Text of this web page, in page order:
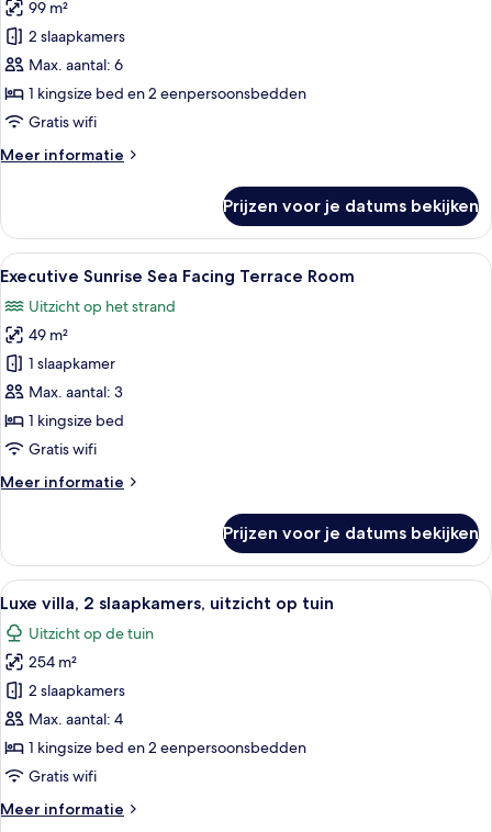
Family
Garden
Balcony
Room
laden
99 m²
2 slaapkamers
Max. aantal: 6
1 kingsize bed en 2 eenpersoonsbedden
Gratis wifi
Meer informatie
Meer
Garden
Balcony
Room
Prijzen voor je datums bekijken
Alle
foto's
voor
Executive
Sunrise
Sea
Facing
Terrace
laden
Een hotelkamer met een groot bed,
7
Executive Sunrise Sea Facing Terrace Room
Uitzicht op het strand
49 m²
1 slaapkamer
Max. aantal: 3
1 kingsize bed
Gratis wifi
Meer informatie
Meer
Sunrise
Sea
Facing
Room
Prijzen voor je datums bekijken
Alle
foto's
voor
Luxe
villa,
2
slaapkamers,
uitzicht
tuin
Een moderne hotelkamer met een
5
Luxe villa, 2 slaapkamers, uitzicht op tuin
Uitzicht op de tuin
254 m²
2 slaapkamers
Max. aantal: 4
1 kingsize bed en 2 eenpersoonsbedden
Gratis wifi
Meer informatie
Meer